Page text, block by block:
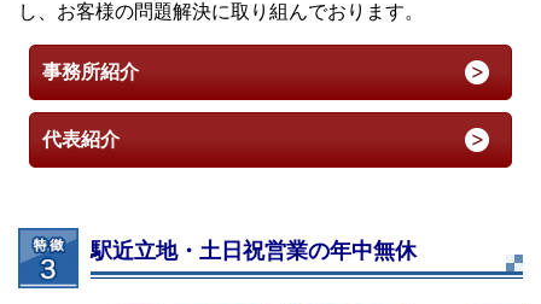
し、お客様の問題解決に取り組んでおります。
事務所紹介
代表紹介
駅近立地・土日祝営業の年中無休